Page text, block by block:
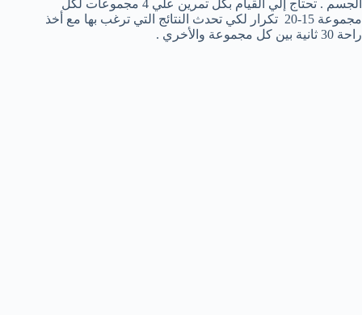
الجسم . تحتاج إلي القيام بكل تمرين علي 4 مجموعات لكل
مجموعة 15-20 تكرار لكي تحدث النتائج التي ترغب بها مع أخذ
راحة 30 ثانية بين كل مجموعة والأخري .